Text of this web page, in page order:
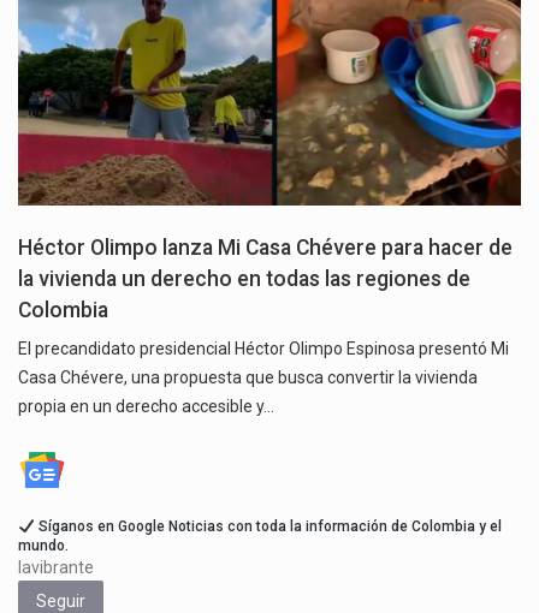
Héctor Olimpo lanza Mi Casa Chévere para hacer de
la vivienda un derecho en todas las regiones de
Colombia
El precandidato presidencial Héctor Olimpo Espinosa presentó Mi
Casa Chévere, una propuesta que busca convertir la vivienda
propia en un derecho accesible y…
Síganos en Google Noticias con toda la información de Colombia y el
mundo.
lavibrante
Seguir